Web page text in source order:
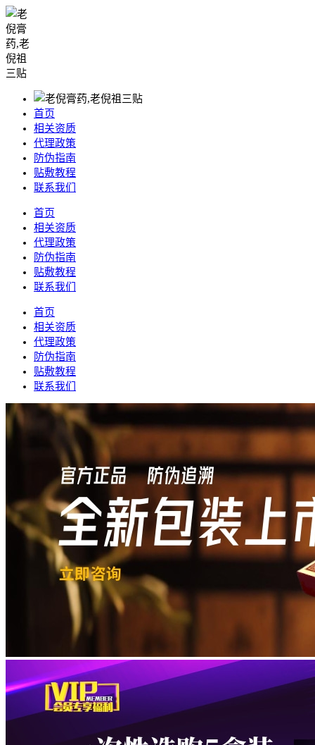
首页
相关资质
代理政策
防伪指南
贴敷教程
联系我们
首页
相关资质
代理政策
防伪指南
贴敷教程
联系我们
首页
相关资质
代理政策
防伪指南
贴敷教程
联系我们